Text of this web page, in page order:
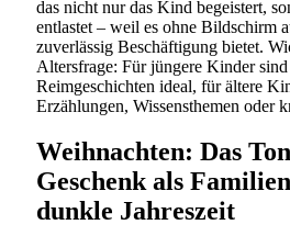
das nicht nur das Kind begeistert,
entlastet – weil es ohne Bildschirm
zuverlässig Beschäftigung bietet.
Altersfrage: Für jüngere Kinder
Reimgeschichten ideal, für ältere
Erzählungen, Wissensthemen oder
Weihnachten: Das
Geschenk als
dunkle Jahreszeit